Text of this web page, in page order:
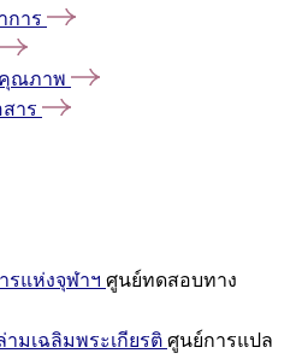
การ
คุณภาพ
าร
รแห่งจุฬาฯ ศูนย์ทดสอบทาง
มเฉลิมพระเกียรติ ศูนย์การแปล